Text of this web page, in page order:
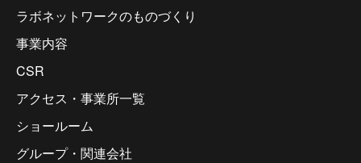
ラボネットワークのものづくり
事業内容
CSR
アクセス・事業所一覧
ショールーム
グループ・関連会社